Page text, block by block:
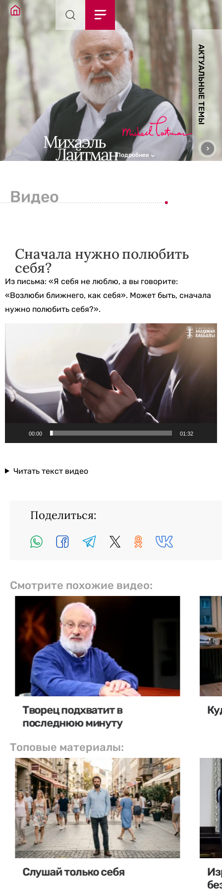
АКТУАЛЬНЫЕ ТЕМЫ
Подробнее
Видео
Сначала нужно полюбить
себя?
Из письма: «Я себя не люблю, а вы говорите:
«Возлюби ближнего, как себя». Может быть, сначала
нужно полюбить себя?».
00:00 01:32
Читать текст видео
Поделиться:
Смотрите похожие видео:
Творец подхватит в
последнюю минуту
Топовые материалы:
Слушай только себя